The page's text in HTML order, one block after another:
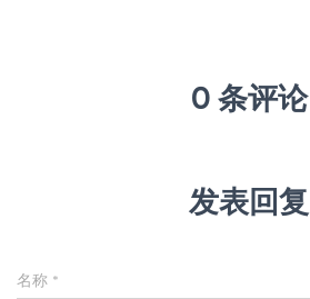
0 条评论
发表回复
名称 *